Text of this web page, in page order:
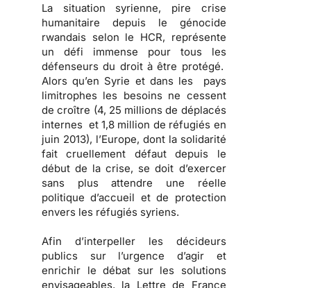
La situation syrienne, pire crise
humanitaire depuis le génocide
rwandais selon le HCR, représente
un défi immense pour tous les
défenseurs du droit à être protégé.
Alors qu’en Syrie et dans les pays
limitrophes les besoins ne cessent
de croître (4, 25 millions de déplacés
internes et 1,8 million de réfugiés en
juin 2013), l’Europe, dont la solidarité
fait cruellement défaut depuis le
début de la crise, se doit d’exercer
sans plus attendre une réelle
politique d’accueil et de protection
envers les réfugiés syriens.
Afin d’interpeller les décideurs
publics sur l’urgence d’agir et
enrichir le débat sur les solutions
envisageables, la Lettre de France